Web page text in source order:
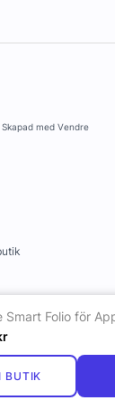
BUTIK
Skapad med Vendre